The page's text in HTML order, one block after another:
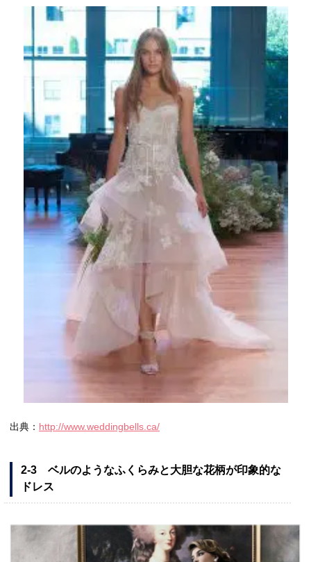
出典： http://www.weddingbells.ca/
2-3 ベルのようなふくらみと大胆な花柄が印象的な
ドレス